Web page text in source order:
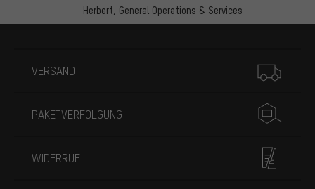
Herbert, General Operations & Services
VERSAND
PAKETVERFOLGUNG
WIDERRUF